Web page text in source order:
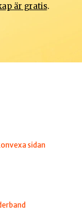
är gratis.
sidan